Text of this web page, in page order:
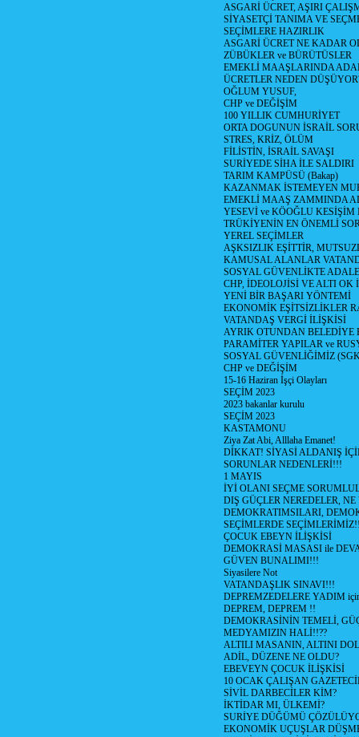
ASGARİ ÜCRET, AŞIRI
SİYASETÇİ TANIMA VE
SEÇİMLERE HAZIRLIK
ASGARİ ÜCRET NE KADAR
ZÜBÜKLER ve BÜRÜTÜSLER
EMEKLİ MAAŞLARINDA
ÜCRETLER NEDEN
OĞLUM YUSUF,
CHP ve DEĞİŞİM
100 YILLIK CUMHURİYET
ORTA DOGUNUN İSRAİL
STRES, KRİZ, ÖLÜM
FİLİSTİN, İSRAİL SAVAŞI
SURİYEDE SİHA İLE SALDIRI
TARIM KAMPÜSÜ (Bakap)
KAZANMAK İSTEMEYEN
EMEKLİ MAAŞ ZAMMINDA
YESEVİ ve KÖOĞLU
TRÜKİYENİN EN ÖNEMLİ
YEREL SEÇİMLER
AŞKSIZLIK EŞİTTİR,
KAMUSAL ALANLAR
SOSYAL GÜVENLİKTE
CHP, İDEOLOJİSİ VE ALTI OK
YENİ BİR BAŞARI YÖNTEMİ
EKONOMİK EŞİTSİZLİKLER
VATANDAŞ VERGİ İLİŞKİSİ
AYRIK OTUNDAN
PARAMİTER YAPILAR ve
SOSYAL GÜVENLİĞİMİZ
CHP ve DEĞİŞİM
15-16 Haziran İşçi Olayları
SEÇİM 2023
2023 bakanlar kurulu
SEÇİM 2023
KASTAMONU
Ziya Zat Abi, Alllaha Emanet!
DİKKAT! SİYASİ ALDANIŞ
SORUNLAR NEDENLERİ!!!
1 MAYIS
İYİ OLANI SEÇME
DIŞ GÜÇLER NEREDELER,
DEMOKRATIMSILARI,
SEÇİMLERDE
ÇOCUK EBEYN İLİŞKİSİ
DEMOKRASİ MASASI ile
GÜVEN BUNALIMI!!!
Siyasilere Not
VATANDAŞLIK SINAVI!!!
DEPREMZEDELERE YADIM
DEPREM, DEPREM !!
DEMOKRASİNİN TEMELİ,
MEDYAMIZIN HALİ!!??
ALTILI MASANIN, ALTINI
ADİL, DÜZENE NE OLDU?
EBEVEYN ÇOCUK İLİŞKİSİ
10 OCAK ÇALIŞAN
SİVİL DARBECİLER KİM?
İKTİDAR MI, ÜLKEMİ?
SURİYE DÜĞÜMÜ
EKONOMİK UÇUŞLAR